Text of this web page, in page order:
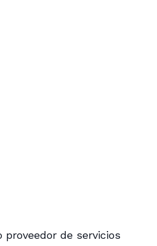
de servicios